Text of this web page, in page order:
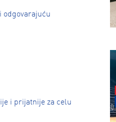
odgovarajuću
i prijatnije za celu